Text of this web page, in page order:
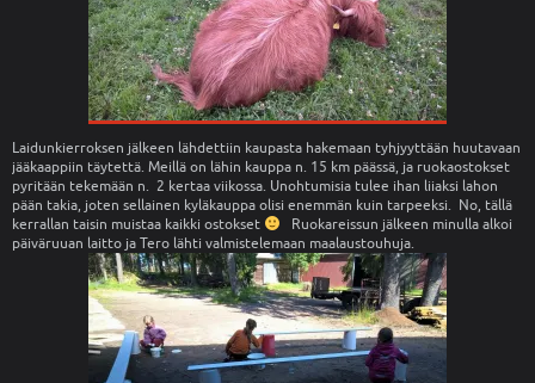
Laidunkierroksen jälkeen lähdettiin kaupasta hakemaan tyhjyyttään huutavaan
jääkaappiin täytettä. Meillä on lähin kauppa n. 15 km päässä, ja ruokaostokset
pyritään tekemään n. 2 kertaa viikossa. Unohtumisia tulee ihan liiaksi lahon
pään takia, joten sellainen kyläkauppa olisi enemmän kuin tarpeeksi. No, tällä
kerrallan taisin muistaa kaikki ostokset
Ruokareissun jälkeen minulla alkoi
päiväruuan laitto ja Tero lähti valmistelemaan maalaustouhuja.